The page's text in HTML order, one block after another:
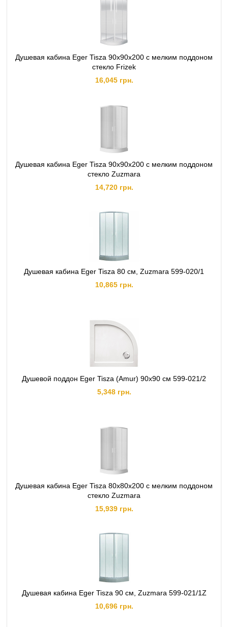
Душевая кабина Eger Tisza 90х90х200 с мелким поддоном
стекло Frizek
16,045 грн.
Душевая кабина Eger Tisza 90х90х200 с мелким поддоном
стекло Zuzmara
14,720 грн.
Душевая кабина Eger Tisza 80 см, Zuzmara 599-020/1
10,865 грн.
Душевой поддон Eger Tisza (Amur) 90х90 см 599-021/2
5,348 грн.
Душевая кабина Eger Tisza 80х80х200 с мелким поддоном
стекло Zuzmara
15,939 грн.
Душевая кабина Eger Tisza 90 см, Zuzmara 599-021/1Z
10,696 грн.